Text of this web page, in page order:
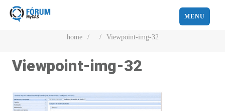
MENU
home / / Viewpoint-img-32
Viewpoint-img-32